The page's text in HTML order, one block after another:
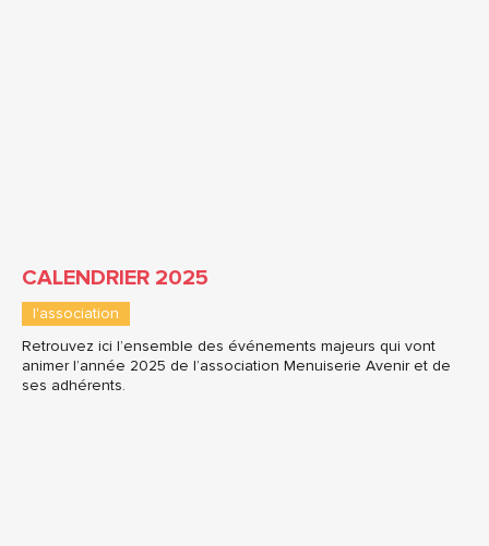
CALENDRIER 2025
l'association
Retrouvez ici l’ensemble des événements majeurs qui vont
animer l’année 2025 de l’association Menuiserie Avenir et de
ses adhérents.